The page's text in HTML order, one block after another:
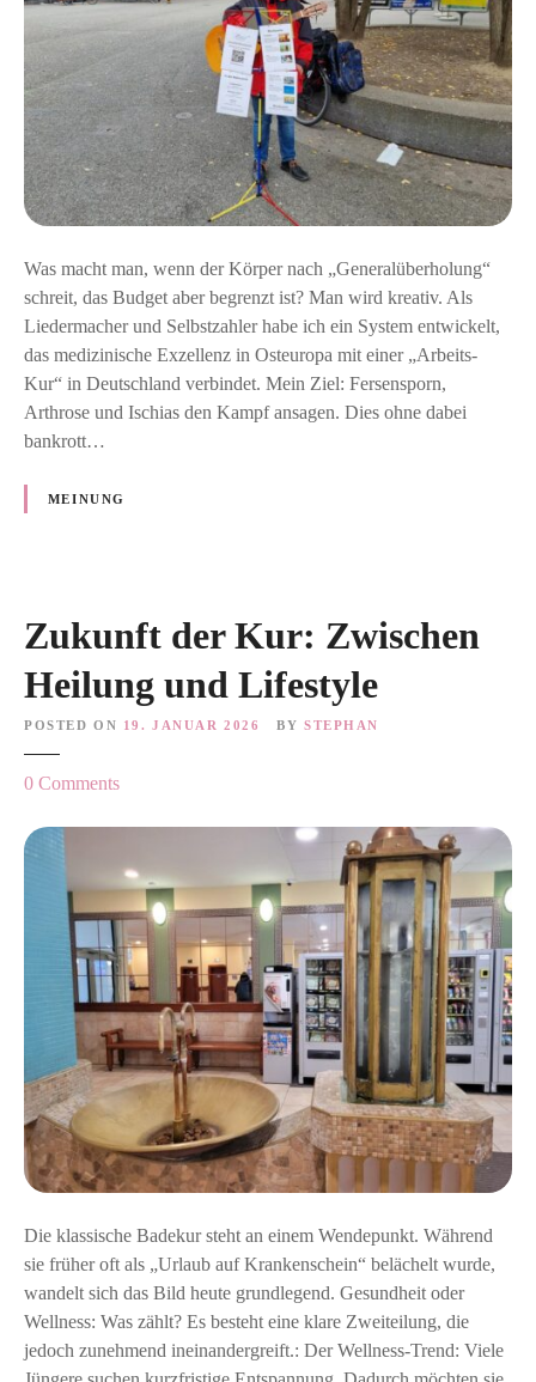
a
d
e
i
t
M
u
s
i
n
a
t
g
e
e
w
e
g
s
Was macht man, wenn der Körper nach „Generalüberholung“
schreit, das Budget aber begrenzt ist? Man wird kreativ. Als
Liedermacher und Selbstzahler habe ich ein System entwickelt,
das medizinische Exzellenz in Osteuropa mit einer „Arbeits-
Kur“ in Deutschland verbindet. Mein Ziel: Fersensporn,
Arthrose und Ischias den Kampf ansagen. Dies ohne dabei
bankrott…
MEINUNG
Zukunft der Kur: Zwischen
Heilung und Lifestyle
POSTED ON 19. JANUAR 2026 BY STEPHAN
0 Commentso
u
k
u
n
f
t
d
e
r
u
r
Z
w
s
c
Die klassische Badekur steht an einem Wendepunkt. Während
sie früher oft als „Urlaub auf Krankenschein“ belächelt wurde,
wandelt sich das Bild heute grundlegend. Gesundheit oder
Wellness: Was zählt? Es besteht eine klare Zweiteilung, die
jedoch zunehmend ineinandergreift.: Der Wellness-Trend: Viele